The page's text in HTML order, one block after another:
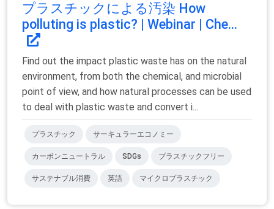
プラスチックによる汚染 How
polluting is plastic? | Webinar | Che...
Find out the impact plastic waste has on the natural
environment, from both the chemical, and microbial
point of view, and how natural processes can be used
to deal with plastic waste and convert i...
プラスチック サーキュラーエコノミー
カーボンニュートラル SDGs プラスチックフリー
サステナブル消費 英語 マイクロプラスチック